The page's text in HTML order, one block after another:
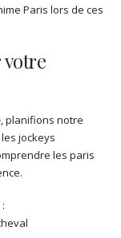
Paris lors de ces
votre
, planifions notre
jockeys
les paris